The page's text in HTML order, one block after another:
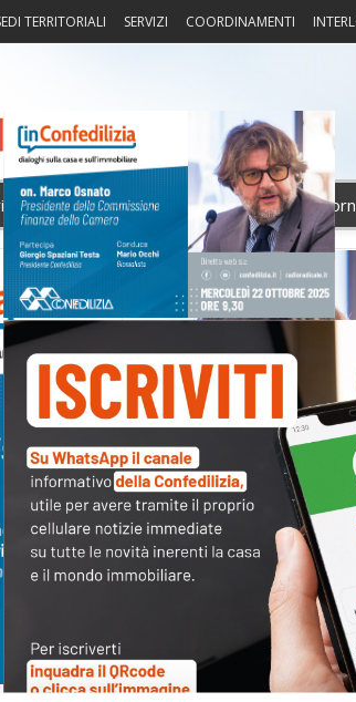
TERRITORIALI SERVIZI COORDINAMENTI
Fisco Portierato